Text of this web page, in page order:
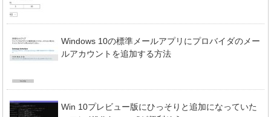
Windows 10の標準メールアプリにプロバイダのメー
ルアカウントを追加する方法
Win 10プレビュー版にひっそりと追加になっていた